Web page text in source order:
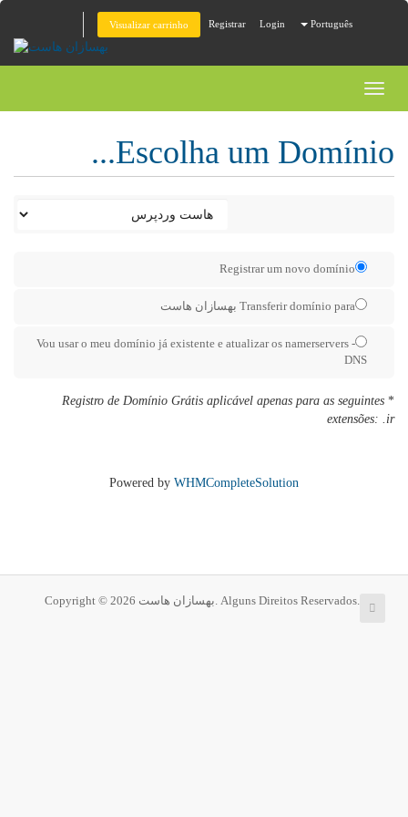
Português
Login
Registrar
Visualizar carrinho
Toggle
Escolha um Domínio...
Registrar um novo domínio
Transferir domínio para بهسازان هاست
Vou usar o meu domínio já existente e atualizar os namerservers -
DNS
*
Registro de Domínio Grátis aplicável apenas para as seguintes
extensões: .ir
Powered by WHMCompleteSolution
Copyright © 2026 بهسازان هاست. Alguns Direitos Reservados.